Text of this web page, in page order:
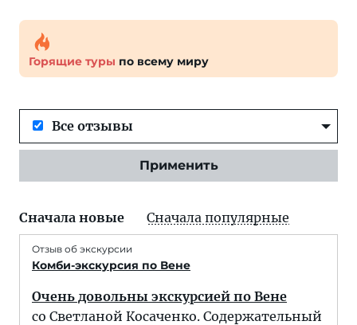
Горящие туры по всему миру
Все отзывы
Применить
Сначала новые Сначала популярные
Отзыв об экскурсии
Комби-экскурсия по Вене
Очень довольны экскурсией по Вене
со Светланой Косаченко. Содержательный